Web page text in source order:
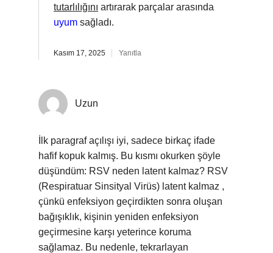
tutarlılığını artırarak parçalar arasında
uyum sağladı.
Kasım 17, 2025 Yanıtla
Uzun
İlk paragraf açılışı iyi, sadece birkaç ifade
hafif kopuk kalmış. Bu kısmı okurken şöyle
düşündüm: RSV neden latent kalmaz? RSV
(Respiratuar Sinsityal Virüs) latent kalmaz ,
çünkü enfeksiyon geçirdikten sonra oluşan
bağışıklık, kişinin yeniden enfeksiyon
geçirmesine karşı yeterince koruma
sağlamaz. Bu nedenle, tekrarlayan